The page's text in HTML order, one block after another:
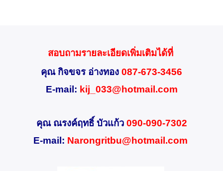
สอบถามรายละเอียดเพิ่มเติมได้ที่
คุณ กิจขจร อ่างทอง 087-673-3456
E-mail: kij_033@hotmail.com
คุณ ณรงค์ฤทธิ์ บัวแก้ว 090-090-7302
E-mail: Narongritbu@hotmail.com